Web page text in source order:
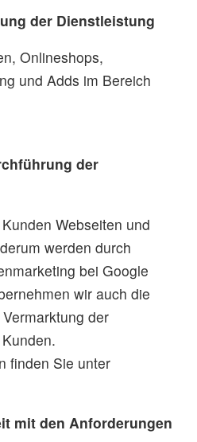
der Dienstleistung
Onlineshops,
und Adds im Bereich
der
Webseiten und
werden durch
bei Google
wir auch die
der
finden Sie unter
mit den Anforderungen